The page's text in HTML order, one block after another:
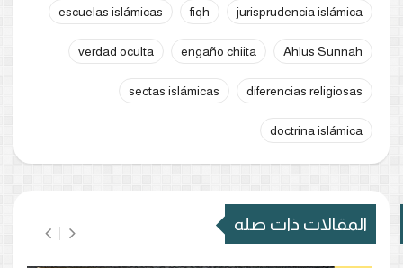
jurisprudencia islámica
fiqh
escuelas islámicas
Ahlus Sunnah
engaño chiita
verdad oculta
diferencias religiosas
sectas islámicas
doctrina islámica
المقالات ذات صله